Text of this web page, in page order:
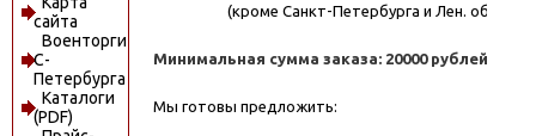
сайта
Военторги
С-
Петербурга
Каталоги
(PDF)
(кроме Санкт-Петербурга и Лен.
Минимальная сумма заказа: 20000 рублей.
Мы готовы предложить: